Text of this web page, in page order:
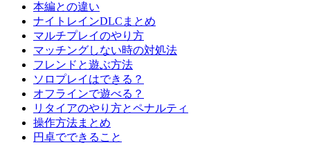
本編との違い
ナイトレインDLCまとめ
マルチプレイのやり方
マッチングしない時の対処法
フレンドと遊ぶ方法
ソロプレイはできる？
オフラインで遊べる？
リタイアのやり方とペナルティ
操作方法まとめ
円卓でできること